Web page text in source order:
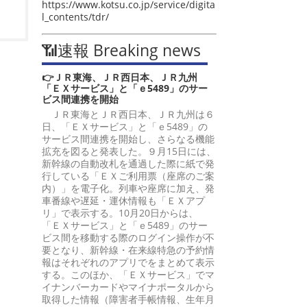
https://www.kotsu.co.jp/service/digita
l_contents/tdr/
📶速報 Breaking news
👉ＪＲ東海、ＪＲ西日本、ＪＲ九州
「ＥＸサービス」と「ｅ5489」のサー
ビス間連携を開始
ＪＲ東海とＪＲ西日本、ＪＲ九州は６
日、「ＥＸサービス」と「ｅ5489」の
サービス間連携を開始し、さらなる機能
拡充を図ると発表した。９月15日には、
新幹線の自動改札を通過した際に紙で発
行している「ＥＸご利用票（座席のご案
内）」を電子化。列車や座席に加え、発
車番線や遅延・運休情報も「ＥＸアプ
リ」で表示する。10月20日からは、
「ＥＸサービス」と「ｅ5489」のサー
ビス間を移動する際のログイン操作が不
要となり、新幹線・在来線特急の予約情
報はそれぞれのアプリでをまとめて表示
する。このほか、「ＥＸサービス」でマ
イナンバーカードやマイナポータルから
取得した情報（障害者手帳情報、生年月